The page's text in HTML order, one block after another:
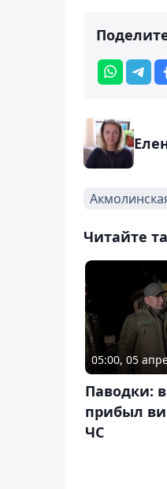
Читайте
05:00, 05
Паводки:
прибыл
ЧС